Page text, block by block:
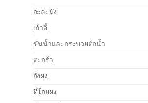
กะละมัง
เก้าอี้
ขันน้ำและกระบวยตักน้ำ
ตะกร้า
ถังผง
ที่โกยผง